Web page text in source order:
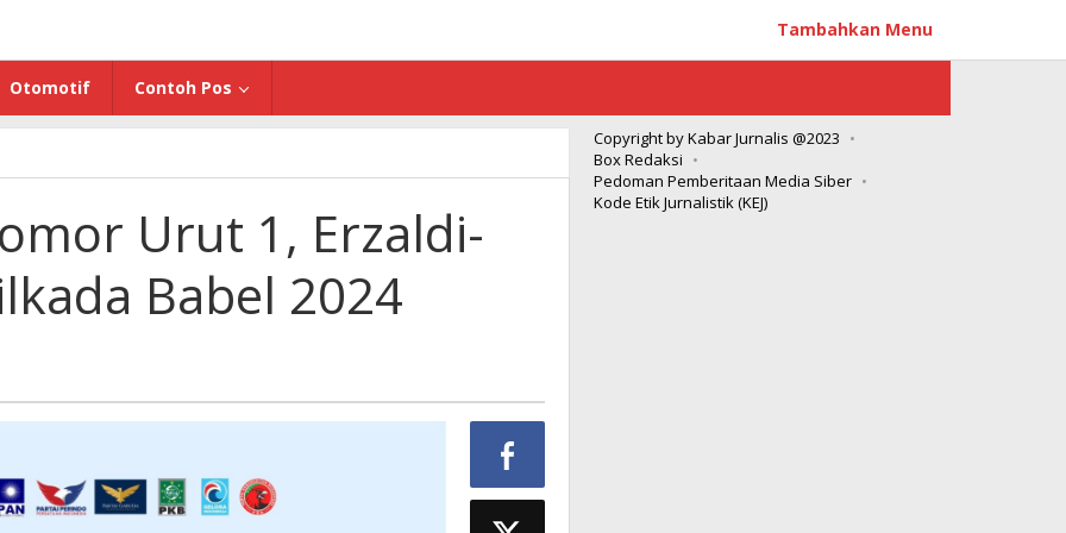
Tambahkan Menu
Otomotif Contoh Pos
Urut 1, Erzaldi-
Babel 2024
Copyright by Kabar Jurnalis @2023
Box Redaksi
Pedoman Pemberitaan Media Siber
Kode Etik Jurnalistik (KEJ)